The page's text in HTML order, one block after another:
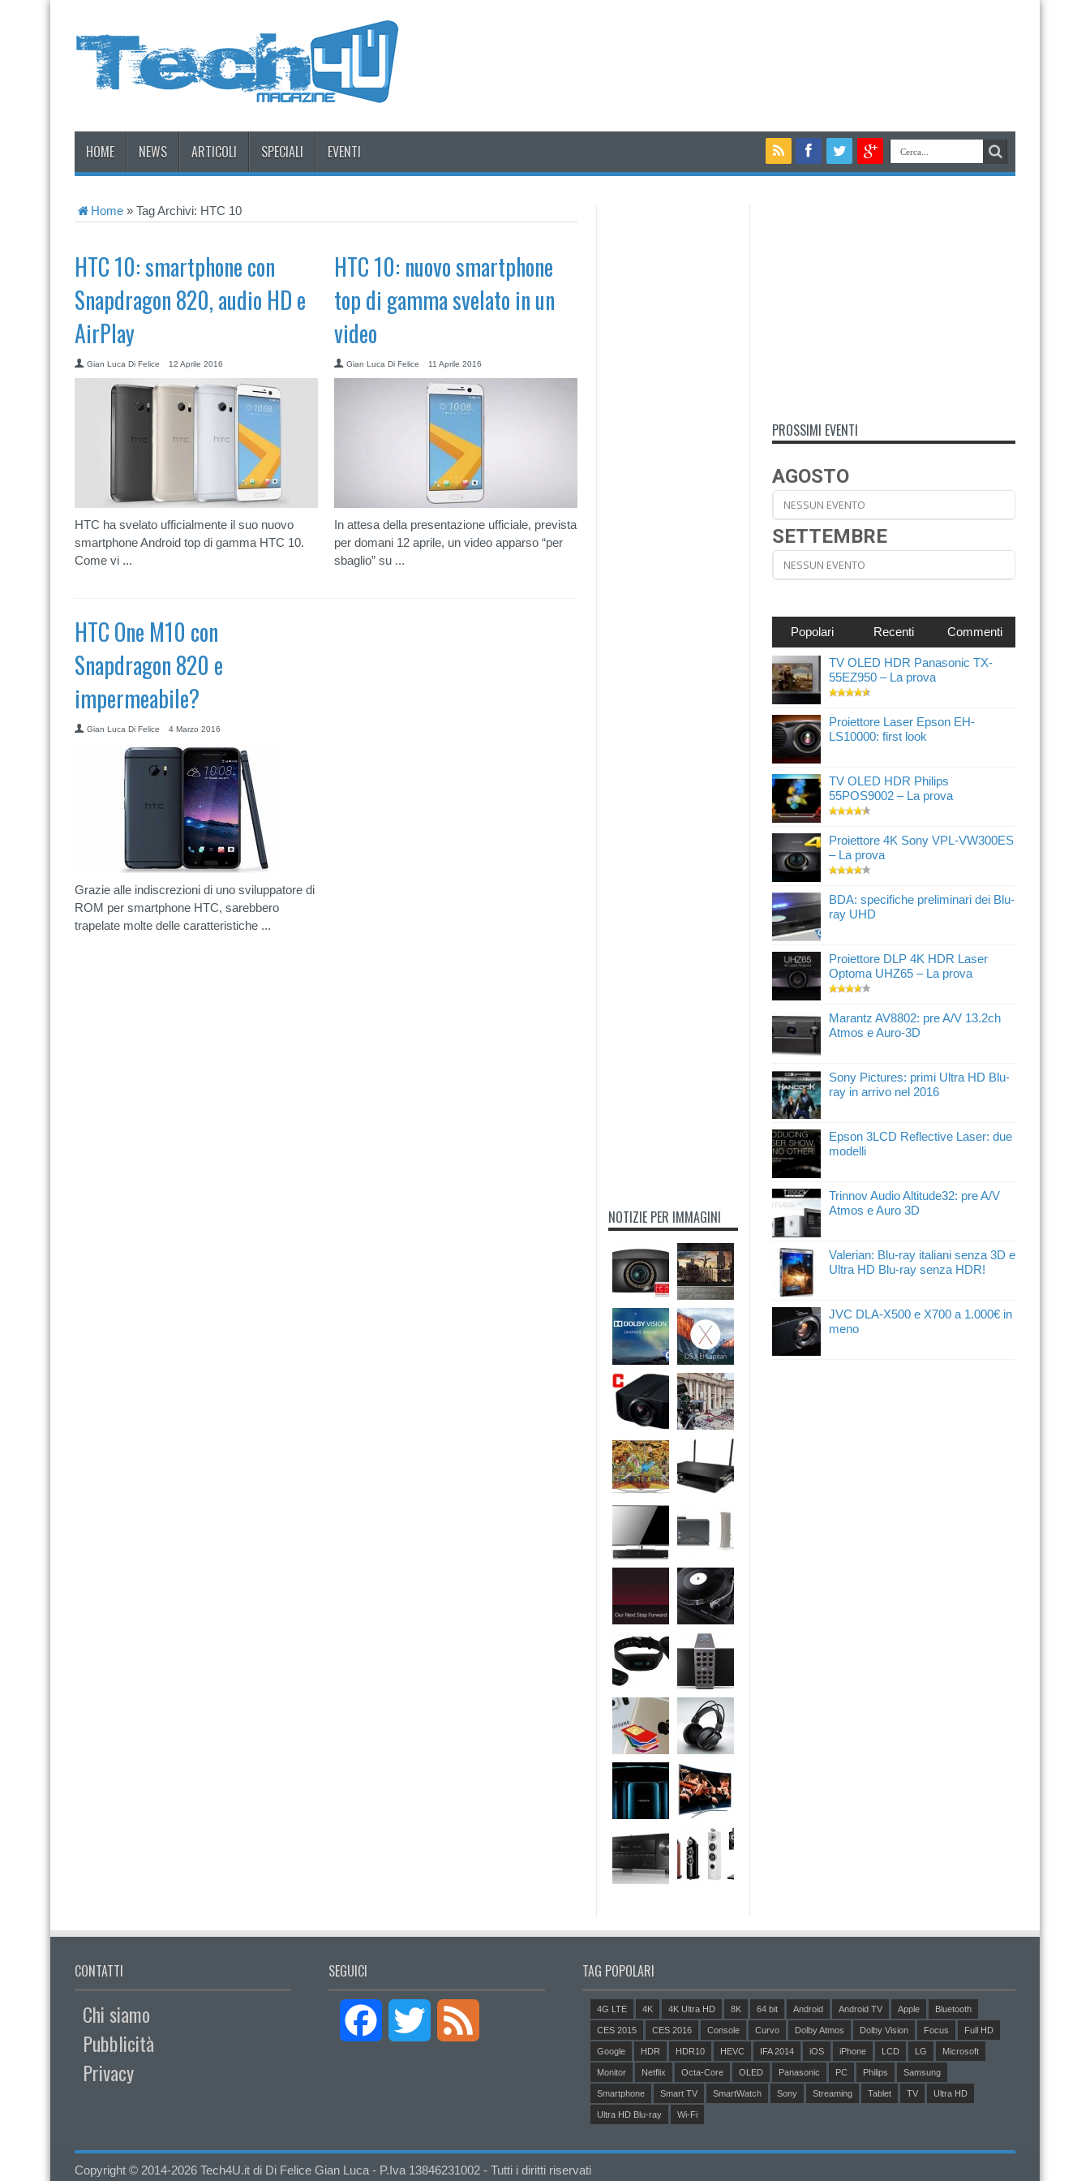
HOME NEWS ARTICOLI SPECIALI EVENTI
Home » Tag Archivi: HTC 10
HTC 10: smartphone con
Snapdragon 820, audio HD e
AirPlay
Gian Luca Di Felice 12 Aprile 2016
HTC ha svelato ufficialmente il suo nuovo
smartphone Android top di gamma HTC 10.
Come vi ...
HTC 10: nuovo smartphone
top di gamma svelato in un
video
Gian Luca Di Felice 11 Aprile 2016
In attesa della presentazione ufficiale, prevista
per domani 12 aprile, un video apparso “per
sbaglio” su ...
HTC One M10 con
Snapdragon 820 e
impermeabile?
Gian Luca Di Felice 4 Marzo 2016
Grazie alle indiscrezioni di uno sviluppatore di
ROM per smartphone HTC, sarebbero
trapelate molte delle caratteristiche ...
NOTIZIE PER IMMAGINI
PROSSIMI EVENTI
AGOSTO
NESSUN EVENTO
SETTEMBRE
NESSUN EVENTO
Popolari Recenti Commenti
TV OLED HDR Panasonic TX-
55EZ950 – La prova
Proiettore Laser Epson EH-
LS10000: first look
TV OLED HDR Philips
55POS9002 – La prova
Proiettore 4K Sony VPL-VW300ES
– La prova
BDA: specifiche preliminari dei Blu-
ray UHD
Proiettore DLP 4K HDR Laser
Optoma UHZ65 – La prova
Marantz AV8802: pre A/V 13.2ch
Atmos e Auro-3D
Sony Pictures: primi Ultra HD Blu-
ray in arrivo nel 2016
Epson 3LCD Reflective Laser: due
modelli
Trinnov Audio Altitude32: pre A/V
Atmos e Auro 3D
Valerian: Blu-ray italiani senza 3D e
Ultra HD Blu-ray senza HDR!
JVC DLA-X500 e X700 a 1.000€ in
meno
CONTATTI
Chi siamo
Pubblicità
Privacy
SEGUICI
Facebook Twitter
TAG POPOLARI
4G LTE 4K 4K Ultra HD 8K 64 bit Android Android TV Apple Bluetooth
CES 2015 CES 2016 Console Curvo Dolby Atmos Dolby Vision Focus Full HD
Google HDR HDR10 HEVC IFA 2014 iOS iPhone LCD LG Microsoft
Monitor Netflix Octa-Core OLED Panasonic PC Philips Samsung
Smartphone Smart TV SmartWatch Sony Streaming Tablet TV Ultra HD
Ultra HD Blu-ray Wi-Fi
Copyright © 2014-2026 Tech4U.it di Di Felice Gian Luca - P.Iva 13846231002 - Tutti i diritti riservati